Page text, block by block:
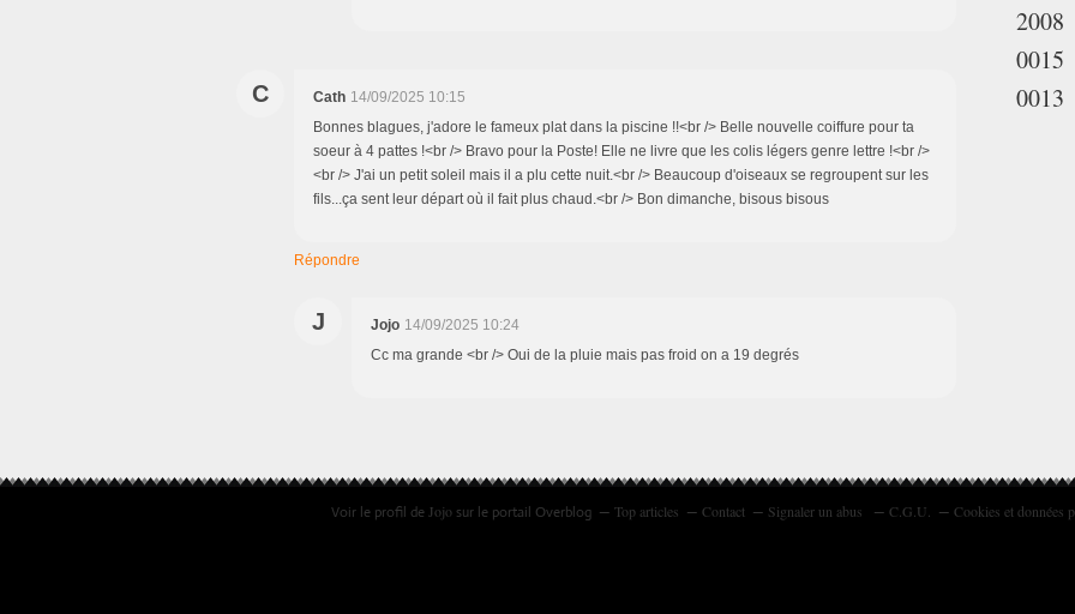
C Cath 14/09/2025 10:15
Bonnes blagues, j'adore le fameux plat dans la piscine !!<br /> Belle nouvelle coiffure pour ta
soeur à 4 pattes !<br /> Bravo pour la Poste! Elle ne livre que les colis légers genre lettre !<br />
<br /> J'ai un petit soleil mais il a plu cette nuit.<br /> Beaucoup d'oiseaux se regroupent sur les
fils...ça sent leur départ où il fait plus chaud.<br /> Bon dimanche, bisous bisous
Répondre
J Jojo 14/09/2025 10:24
Cc ma grande <br /> Oui de la pluie mais pas froid on a 19 degrés
2008
0015
0013
Voir le profil de Jojo sur le portail Overblog Top articles Contact Signaler un abus C.G.U. Cookies et données